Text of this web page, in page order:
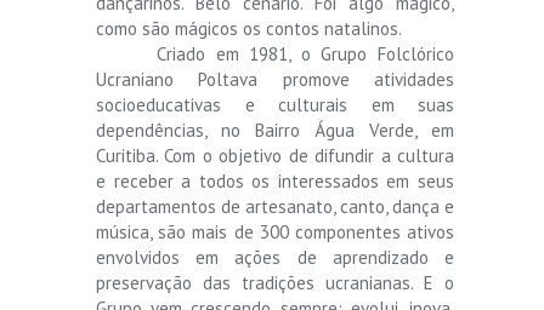
como são mágicos os contos natalinos.
Criado em 1981, o Grupo Folclórico
Ucraniano Poltava promove atividades
socioeducativas e culturais em suas
dependências, no Bairro Água Verde, em
Curitiba. Com o objetivo de difundir a cultura
e receber a todos os interessados em seus
departamentos de artesanato, canto, dança e
música, são mais de 300 componentes ativos
envolvidos em ações de aprendizado e
preservação das tradições ucranianas. E o